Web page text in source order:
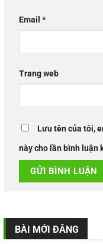
Email *
Trang web
Lưu tên của tôi,
này cho lần bình luận
BÀI MỚI ĐĂNG